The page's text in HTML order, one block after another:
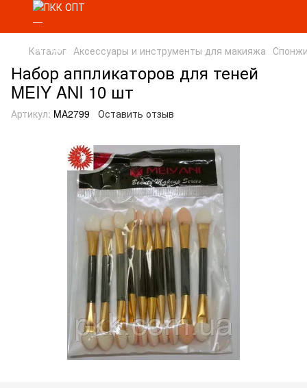
Каталог Аксессуары и инструменты для макияжа
Набор аппликаторов для теней
MEIY ANI 10 шт
Артикул: MА2799 Оставить отзыв